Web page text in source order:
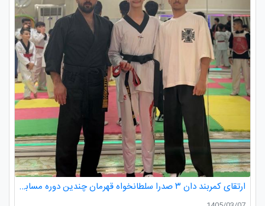
ارتقای کمربند دان ۳ صدرا سلطانخواه قهرمان چندین دوره مسابقات استانی و کشوری در رده سنی خردسالان و نونهالان